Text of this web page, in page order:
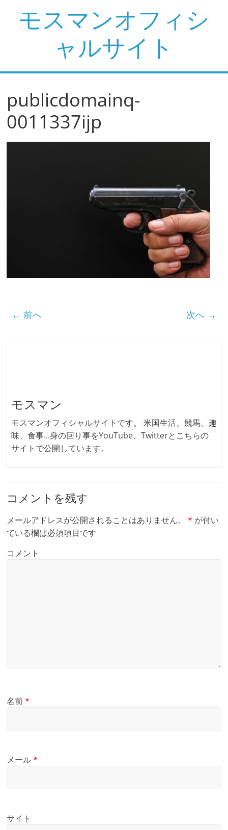
へ
プ
モスマンオフィシ
ャルサイト
publicdomainq-
0011337ijp
← 前へ 次へ →
モスマン
モスマンオフィシャルサイトです。 米国生活、競馬、趣
味、食事...身の回り事をYouTube、Twitterとこちらの
サイトで公開しています。
コメントを残す
メールアドレスが公開されることはありません。 * が付い
ている欄は必須項目です
コメント
名前*
メール*
サイト